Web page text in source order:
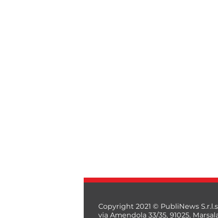
Copyright 2021 © PubliNews
via Amendola 33/35, 91025,